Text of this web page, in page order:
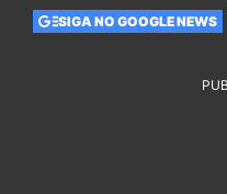
SIGA NO GOOGLE NEWS